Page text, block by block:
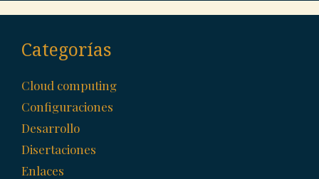
Categorías
Cloud computing
Configuraciones
Desarrollo
Disertaciones
Enlaces